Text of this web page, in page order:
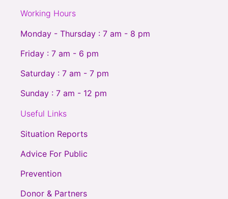
Working Hours
Monday - Thursday : 7 am - 8 pm
Friday : 7 am - 6 pm
Saturday : 7 am - 7 pm
Sunday : 7 am - 12 pm
Useful Links
Situation Reports
Advice For Public
Prevention
Donor & Partners